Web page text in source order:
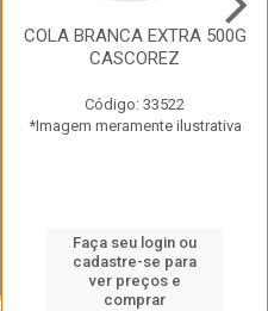
COLA BRANCA EXTRA 500G
CASCOREZ
Código: 33522
*Imagem meramente ilustrativa
Faça seu login ou
cadastre-se para
ver preços e
comprar